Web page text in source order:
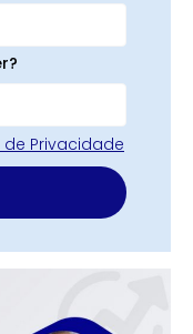
de Privacidade